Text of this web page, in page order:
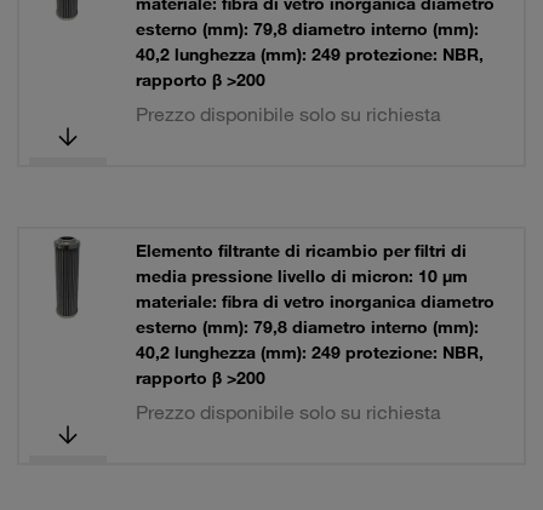
esterno (mm): 79,8 diametro interno (mm):
40,2 lunghezza (mm): 249 protezione: NBR,
rapporto β >200
Prezzo disponibile solo su richiesta
Elemento filtrante di ricambio per filtri di
media pressione livello di micron: 10 µm
materiale: fibra di vetro inorganica diametro
esterno (mm): 79,8 diametro interno (mm):
40,2 lunghezza (mm): 249 protezione: NBR,
rapporto β >200
Prezzo disponibile solo su richiesta